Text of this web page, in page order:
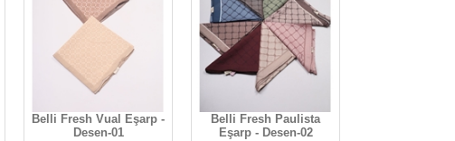
Belli Fresh Vual Eşarp -
Desen-01
Belli Fresh Paulista
Eşarp - Desen-02